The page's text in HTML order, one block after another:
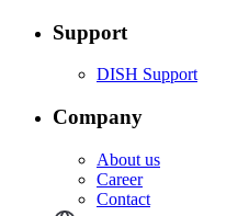
Support
DISH Support
Company
About us
Career
Contact